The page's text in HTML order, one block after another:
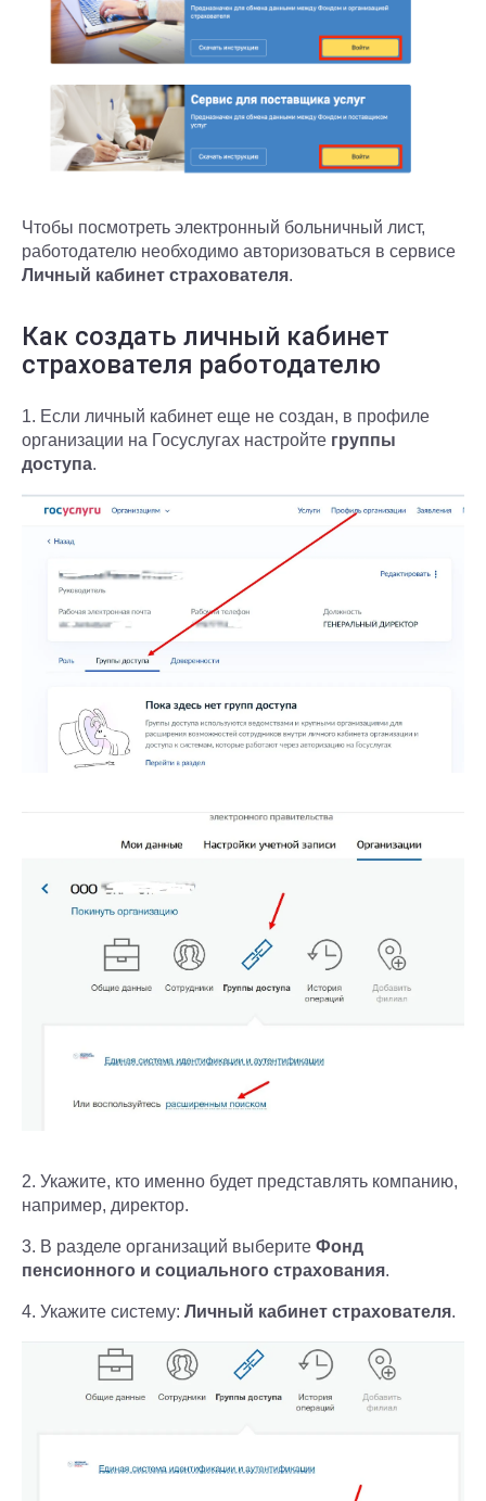
Чтобы посмотреть электронный больничный лист,
работодателю необходимо авторизоваться в сервисе
Личный кабинет страхователя.
Как создать личный кабинет
страхователя работодателю
1. Если личный кабинет еще не создан, в профиле
организации на Госуслугах настройте группы
доступа.
2. Укажите, кто именно будет представлять компанию,
например, директор.
3. В разделе организаций выберите Фонд
пенсионного и социального страхования.
4. Укажите систему: Личный кабинет страхователя.